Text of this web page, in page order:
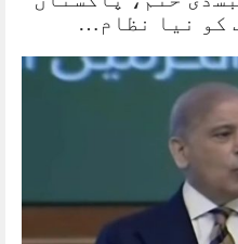
کو نیا نظام…